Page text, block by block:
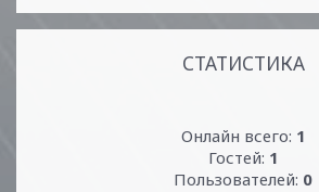
СТАТИСТИКА
Онлайн всего: 1
Гостей: 1
Пользователей: 0